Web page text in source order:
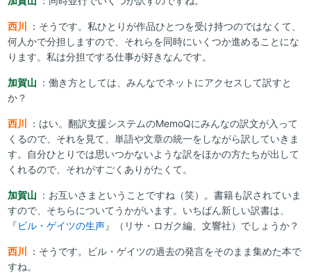
西川
：そうです。私ひとりが作品ひとつを受け持つのではなくて、
何人かで分担しますので、それらを同時にいくつか進めることにな
ります。私は分担でする仕事が好きなんです。
加賀山 ：働き方としては、みんなでネットにアクセスして訳すと
か？
西川
：はい。翻訳支援システムのMemoQにみんなの訳文が入って
くるので、それを見て、単語や文章の統一をしながら訳していきま
す。自分ひとりでは思いつかないような訳をほかの方たちが出して
くれるので、それがすごくありがたくて。
加賀山 ：お互いさまということですね（笑）。書籍も訳されていま
すので、そちらについてうかがいます。いちばん新しい訳書は、
『ビル・ゲイツの生声』（リサ・ロガク編、文響社）でしょうか？
西川
：そうです。ビル・ゲイツの過去の発言をそのまま集めた本で
すね。